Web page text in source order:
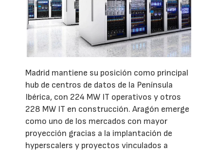
Madrid mantiene su posición como principal
hub de centros de datos de la Península
Ibérica, con 224 MW IT operativos y otros
228 MW IT en construcción. Aragón emerge
como uno de los mercados con mayor
proyección gracias a la implantación de
hyperscalers y proyectos vinculados a